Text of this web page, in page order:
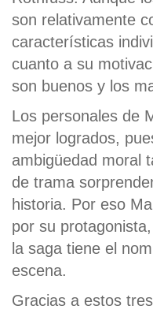
son relativamente
características
cuanto a su
son buenos y los
Los personales de
mejor logrados,
ambigüedad moral
de trama
historia. Por eso
por su
la saga tiene el
escena.
Gracias a estos